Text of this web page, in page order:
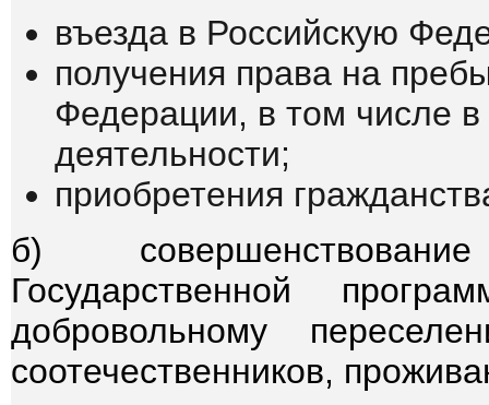
въезда в Российскую
получения права на
Федерации, в том числе
деятельности;
приобретения
б)
Государственной
добровольному
соотечественников,